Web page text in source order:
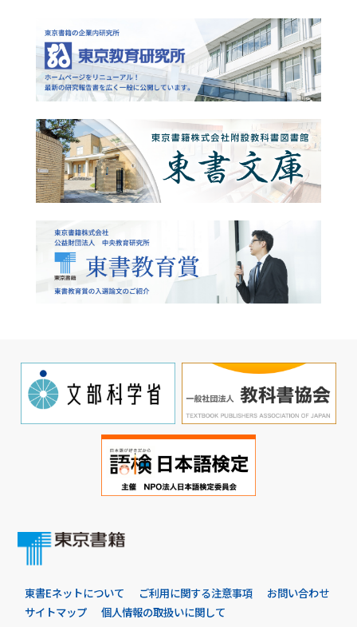
東書Eネットについて ご利用に関する注意事項
お問い合わせ
サイトマップ
個人情報の取扱いに関して